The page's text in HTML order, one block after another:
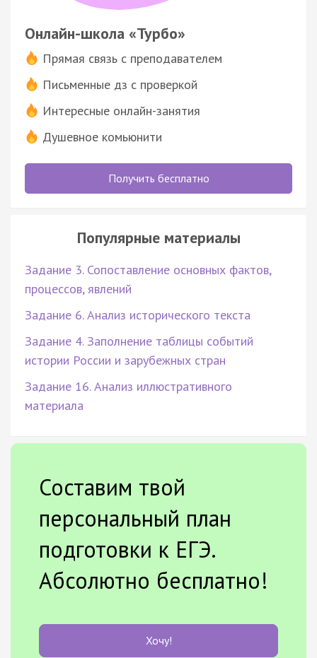
Онлайн-школа «Турбо»
Прямая связь с преподавателем
Письменные дз с проверкой
Интересные онлайн-занятия
Душевное комьюнити
Получить бесплатно
Популярные материалы
Задание 3. Сопоставление основных фактов,
процессов, явлений
Задание 6. Анализ исторического текста
Задание 4. Заполнение таблицы событий
истории России и зарубежных стран
Задание 16. Анализ иллюстративного
материала
Составим твой
персональный план
подготовки к ЕГЭ.
Абсолютно бесплатно!
Хочу!